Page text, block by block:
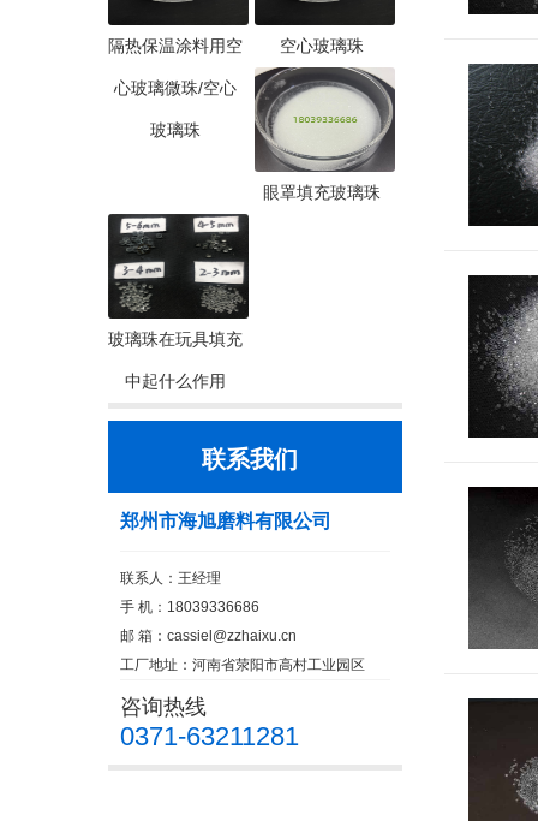
隔热保温涂料用空
心玻璃微珠/空心
玻璃珠
空心玻璃珠
眼罩填充玻璃珠
玻璃珠在玩具填充
中起什么作用
联系我们
郑州市海旭磨料有限公司
联系人：王经理
手 机：18039336686
邮 箱： cassiel@zzhaixu.cn
工厂地址：河南省荥阳市高村工业园区
咨询热线
0371-63211281